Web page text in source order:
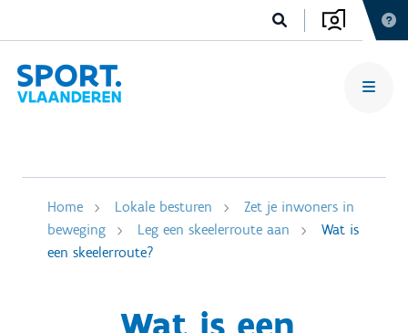
Home Lokale besturen
Zet je inwoners in
beweging
Leg een skeelerroute aan
Wat is
een skeelerroute?